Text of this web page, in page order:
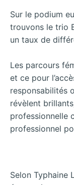
Sur le podium
trouvons le trio
un taux de
Les parcours
et ce pour
responsabilités
révèlent
professionnelle
professionnel
Selon Typhaine